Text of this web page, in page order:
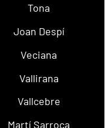
Tona
Joan Despí
Veciana
Vallirana
Vallcebre
Martí Sarroca